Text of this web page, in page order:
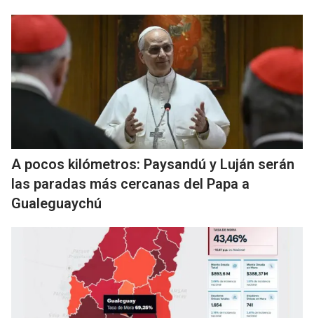
A pocos kilómetros: Paysandú y Luján serán
las paradas más cercanas del Papa a
Gualeguaychú